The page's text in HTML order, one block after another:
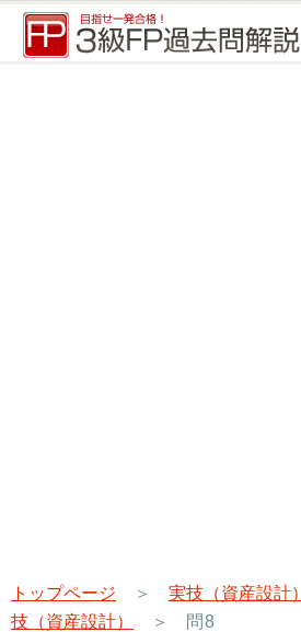
トップページ ＞ 実技（資産設計）
技（資産設計）
＞ 問8